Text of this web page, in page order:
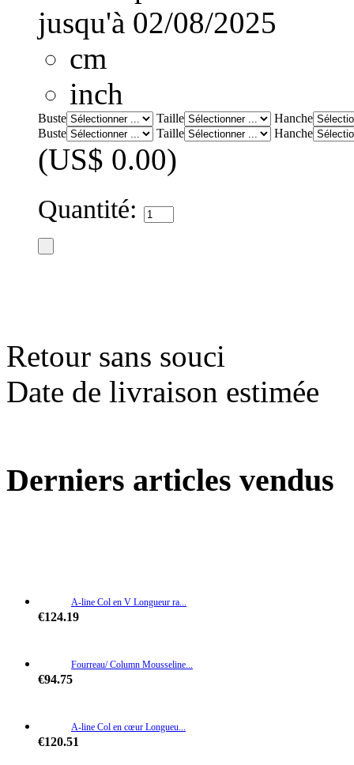
jusqu'à 02/08/2025
cm
inch
Buste Taille
Hanche
Buste
Taille Hanche
(US$ 0.00)
Quantité:
Retour sans souci
Date de livraison estimée
Derniers articles vendus
A-line Col en V Longueur ra...
€124.19
Fourreau/ Column Mousseline...
€94.75
A-line Col en cœur Longueu...
€120.51